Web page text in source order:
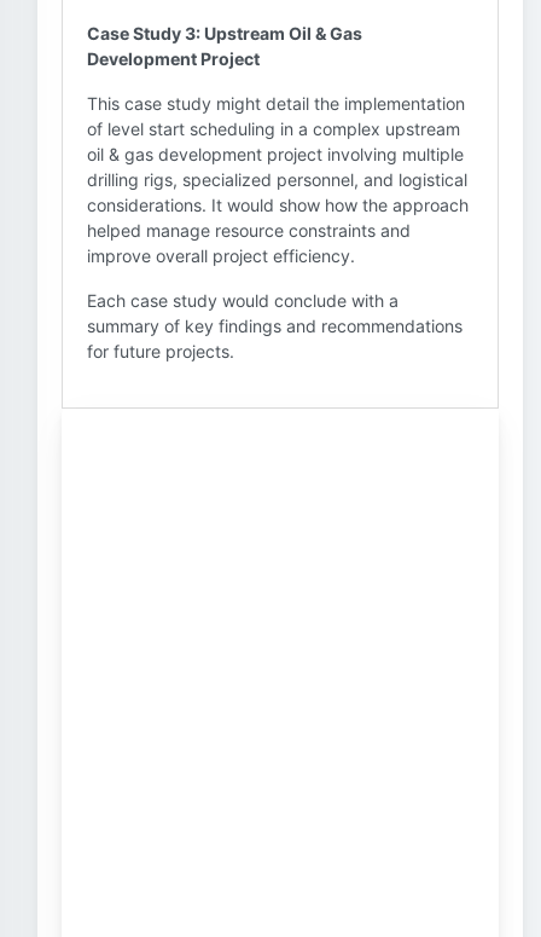
Case Study 3: Upstream Oil & Gas
Development Project
This case study might detail the implementation
of level start scheduling in a complex upstream
oil & gas development project involving multiple
drilling rigs, specialized personnel, and logistical
considerations. It would show how the approach
helped manage resource constraints and
improve overall project efficiency.
Each case study would conclude with a
summary of key findings and recommendations
for future projects.